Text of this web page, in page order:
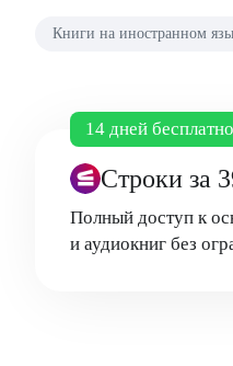
Книги на иностранном
14 дней бесплатно
Строки за
Полный доступ к
и аудиокниг без